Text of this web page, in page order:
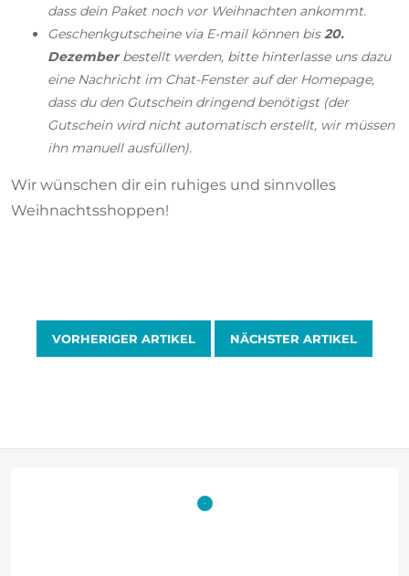
dass dein Paket noch vor Weihnachten ankommt.
Geschenkgutscheine via E-mail können bis20.
Dezemberbestellt werden, bitte hinterlasse uns dazu
eine Nachricht im Chat-Fenster auf der Homepage,
dass du den Gutschein dringend benötigst (der
Gutschein wird nicht automatisch erstellt, wir müssen
ihn manuell ausfüllen).
Wir wünschen dir ein ruhiges und sinnvolles
Weihnachtsshoppen!
VORHERIGER ARTIKEL NÄCHSTER ARTIKEL